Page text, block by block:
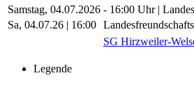
Samstag, 04.07.2026 - 16:00 Uhr |
Sa, 04.07.26 | 16:00
SG Hirzweiler-
Legende